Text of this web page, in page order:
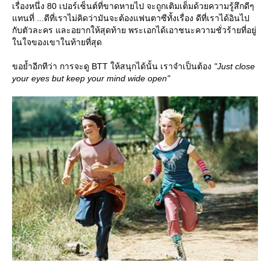
เรื่องหนึ่ง 80 เปอร์เซ็นต์ที่ขาดหายไป จะถูกเติมเต็มด้วยความรู้สึกดีๆ
ทนที่ ...ดีที่เราไม่คิดว่ามันจะต้องแฟนตาซีทั้งเรื่อง ดีที่เราได้อินไป
กับตัวละคร และอยากให้สุดท้าย พระเอกได้เอาชนะความชั่วร้ายที่อยู่
นใจของเขาในท้ายที่สุด
ขอย้ำอีกทีว่า การจะดู BTT ให้สนุกได้นั้น เราจำเป็นต้อง "Just close
your eyes but keep your mind wide open"